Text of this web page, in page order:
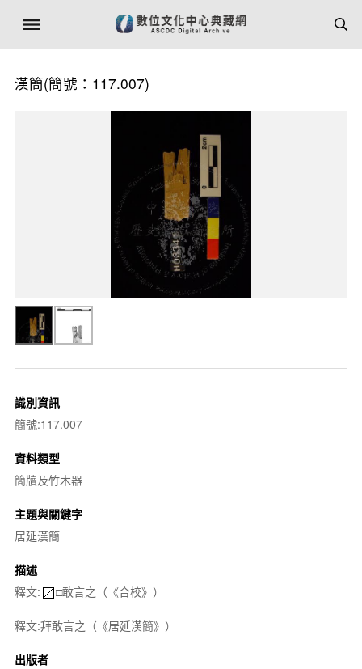
漢簡(簡號：117.007)
識別資訊
簡號:117.007
資料類型
簡牘及竹木器
主題與關鍵字
居延漢簡
描述
釋文:
□敢言之（《合校》）
釋文:拜敢言之（《居延漢簡》）
出版者